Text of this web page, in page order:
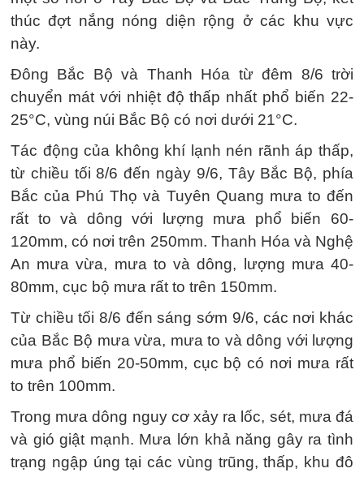
thúc đợt nắng nóng diện rộng ở các khu vực
này.
Đông Bắc Bộ và Thanh Hóa từ đêm 8/6 trời
chuyển mát với nhiệt độ thấp nhất phổ biến 22-
25°C, vùng núi Bắc Bộ có nơi dưới 21°C.
Tác động của không khí lạnh nén rãnh áp thấp,
từ chiều tối 8/6 đến ngày 9/6, Tây Bắc Bộ, phía
Bắc của Phú Thọ và Tuyên Quang mưa to đến
rất to và dông với lượng mưa phổ biến 60-
120mm, có nơi trên 250mm. Thanh Hóa và Nghệ
An mưa vừa, mưa to và dông, lượng mưa 40-
80mm, cục bộ mưa rất to trên 150mm.
Từ chiều tối 8/6 đến sáng sớm 9/6, các nơi khác
của Bắc Bộ mưa vừa, mưa to và dông với lượng
mưa phổ biến 20-50mm, cục bộ có nơi mưa rất
to trên 100mm.
Trong mưa dông nguy cơ xảy ra lốc, sét, mưa đá
và gió giật mạnh. Mưa lớn khả năng gây ra tình
trạng ngập úng tại các vùng trũng, thấp, khu đô